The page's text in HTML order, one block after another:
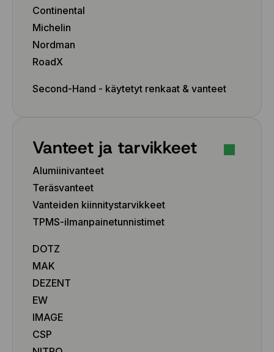
Continental
Michelin
Nordman
RoadX
Second-Hand - käytetyt renkaat & vanteet
Vanteet ja tarvikkeet
Alumiinivanteet
Teräsvanteet
Vanteiden kiinnitystarvikkeet
TPMS-ilmanpainetunnistimet
DOTZ
MAK
DEZENT
EW
IMAGE
CSP